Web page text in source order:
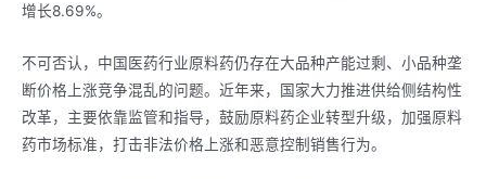
增长8.69%。
不可否认，中国医药行业原料药仍存在大品种产能过剩、小品种垄
断价格上涨竞争混乱的问题。近年来，国家大力推进供给侧结构性
改革，主要依靠监管和指导，鼓励原料药企业转型升级，加强原料
药市场标准，打击非法价格上涨和恶意控制销售行为。